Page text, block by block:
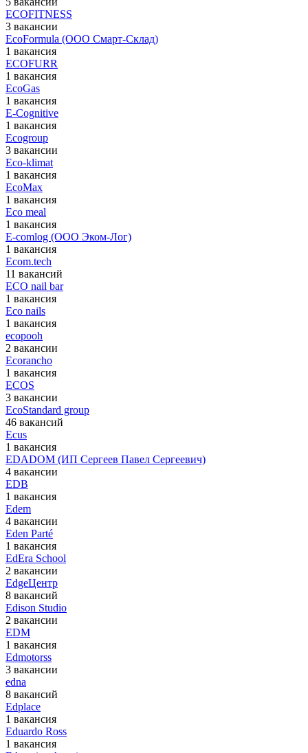
ECOFITNESS
3 вакансии
EcoFormula (ООО Смарт-Склад)
1 вакансия
ECOFURR
1 вакансия
EcoGas
1 вакансия
E-Cognitive
1 вакансия
Ecogroup
3 вакансии
Eco-klimat
1 вакансия
EcoMax
1 вакансия
Eco meal
1 вакансия
E-comlog (ООО Эком-Лог)
1 вакансия
Ecom.tech
11 вакансий
ECO nail bar
1 вакансия
Eco nails
1 вакансия
ecopooh
2 вакансии
Ecorancho
1 вакансия
ECOS
3 вакансии
EcoStandard group
46 вакансий
Ecus
1 вакансия
EDADOM (ИП Сергеев Павел Сергеевич)
4 вакансии
EDB
1 вакансия
Edem
4 вакансии
Eden Parté
1 вакансия
EdEra School
2 вакансии
EdgeЦентр
8 вакансий
Edison Studio
2 вакансии
EDM
1 вакансия
Edmotorss
3 вакансии
edna
8 вакансий
Edplace
1 вакансия
Eduardo Ross
1 вакансия